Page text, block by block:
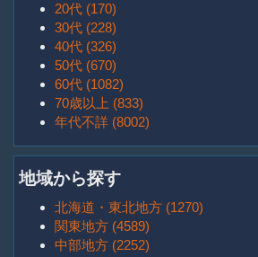
20代 (170)
30代 (228)
40代 (326)
50代 (670)
60代 (1082)
70歳以上 (833)
年代不詳 (8002)
地域から探す
北海道・東北地方 (1270)
関東地方 (4589)
中部地方 (2252)